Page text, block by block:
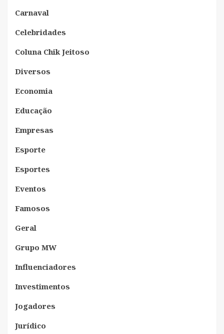
Carnaval
Celebridades
Coluna Chik Jeitoso
Diversos
Economia
Educação
Empresas
Esporte
Esportes
Eventos
Famosos
Geral
Grupo MW
Influenciadores
Investimentos
Jogadores
Jurídico